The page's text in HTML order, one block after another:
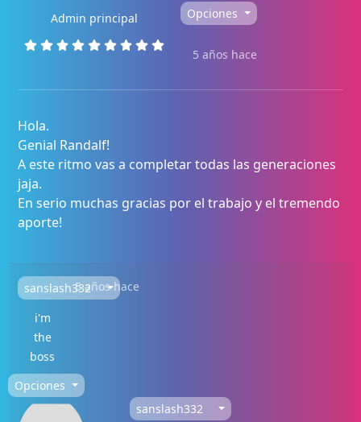
Admin principal Opciones
5 años hace
Hola.
Genial Randalf!
A este ritmo vas a completar todas las generaciones
jaja.
En serio muchas gracias por el trabajo y el tremendo
aporte!
sanslash332
i'm
the
boss
5 años hace
Opciones
sanslash332